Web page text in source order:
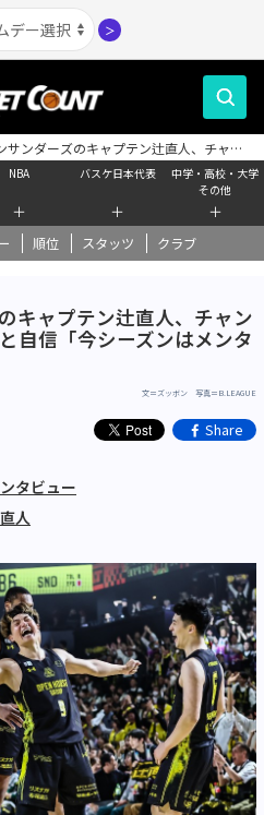
＞
NBA
＋
バスケ日本代表
＋
中学・高校・大学
その他
＋
順位 スタッツ クラブ
サンダーズのキャプテン辻直人、チャン
ーズンはメンタルが全然違う」
キャプテン辻直人、チャン
自信「今シーズンはメンタ
文＝ズッボン 写真＝B.LEAGUE
Share
タビュー
人